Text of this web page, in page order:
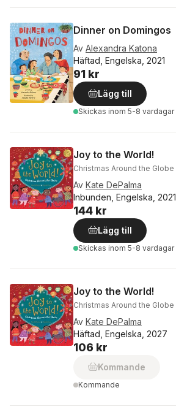
Dinner on Domingos
Av Alexandra Katona
Häftad, Engelska, 2021
91 kr
Lägg till
Skickas inom 5-8 vardagar
Joy to the World!
Christmas Around the Globe
Av Kate DePalma
Inbunden, Engelska, 2021
144 kr
Lägg till
Skickas inom 5-8 vardagar
Joy to the World!
Christmas Around the Globe
Av Kate DePalma
Häftad, Engelska, 2027
106 kr
Kommande
Kommande